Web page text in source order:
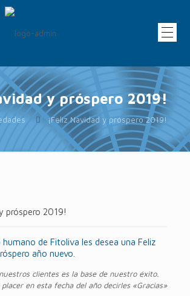
y próspero 2019!
¡Feliz Navidad y próspero 2019!
próspero 2019!
de Fitoliva les desea una Feliz
año nuevo.
clientes es la base de nuestro éxito.
en esta fecha del año decirles «Gracias»